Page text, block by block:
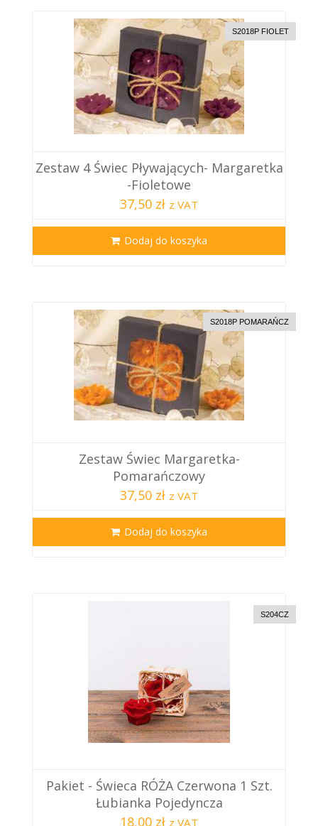
S2018P FIOLET
Zestaw 4 Świec Pływających- Margaretka
-Fioletowe
37,50 zł z VAT
Dodaj do koszyka
S2018P POMARAŃCZ
Zestaw Świec Margaretka-
Pomarańczowy
37,50 zł z VAT
Dodaj do koszyka
S204CZ
Pakiet - Świeca RÓŻA Czerwona 1 Szt.
Łubianka Pojedyncza
18,00 zł z VAT